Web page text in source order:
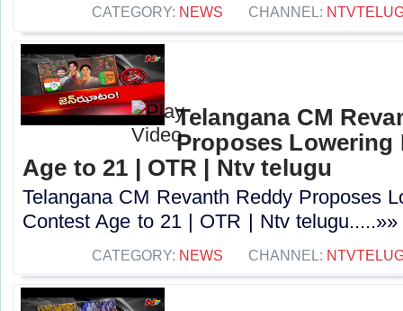
CATEGORY: NEWS CHANNEL:
Telangana CM
Proposes Lowering
Age to 21 | OTR | Ntv telugu
Telangana CM Revanth Reddy Proposes
Contest Age to 21 | OTR | Ntv telugu.....»»
CATEGORY: NEWS CHANNEL: